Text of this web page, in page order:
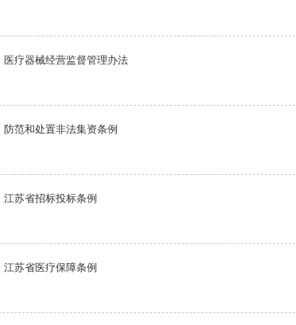
医疗器械经营监督管理办法
防范和处置非法集资条例
江苏省招标投标条例
江苏省医疗保障条例